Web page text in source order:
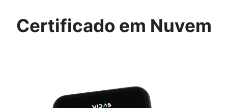
Certificado em Nuvem